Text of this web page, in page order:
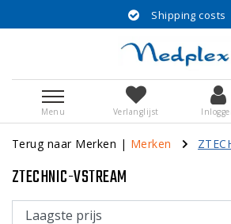
Shipping costs
Menu Verlanglijst
Terug naar Merken | Merken
ZTECHNIC-VSTREAM